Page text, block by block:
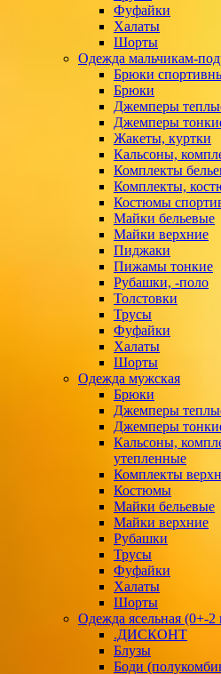
Фуфайки
Халаты
Шорты
Одежда мальчикам-
Брюки
Брюки
Джемперы
Джемперы
Жакеты, куртки
Кальсоны,
Комплекты
Комплекты,
Костюмы
Майки бельевые
Майки верхние
Пиджаки
Пижамы тонкие
Рубашки, -поло
Толстовки
Трусы
Фуфайки
Халаты
Шорты
Одежда мужская
Брюки
Джемперы
Джемперы
Кальсоны,
утепленные
Комплекты
Костюмы
Майки бельевые
Майки верхние
Рубашки
Трусы
Фуфайки
Халаты
Шорты
Одежда ясельная (0+-2
.ДИСКОНТ
Блузы
Боди